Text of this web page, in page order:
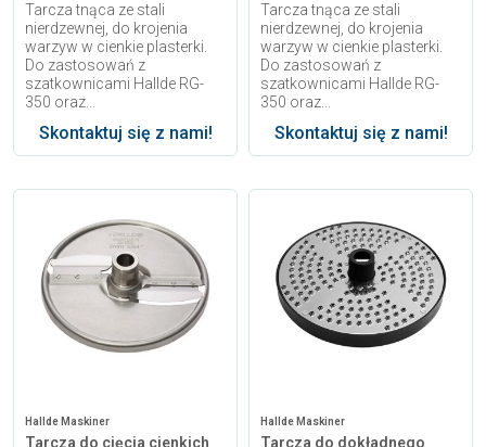
Tarcza tnąca ze stali
nierdzewnej, do krojenia
warzyw w cienkie plasterki.
Do zastosowań z
szatkownicami Hallde RG-
350 oraz...
Skontaktuj się z nami!
Tarcza tnąca ze stali
nierdzewnej, do krojenia
warzyw w cienkie plasterki.
Do zastosowań z
szatkownicami Hallde RG-
350 oraz...
Skontaktuj się z nami!
Hallde Maskiner
Tarcza do cięcia cienkich
Hallde Maskiner
Tarcza do dokładnego